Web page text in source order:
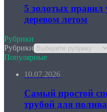
5 золотых правил
деревом летом
Рубрики
Рубрики
Популярные
10.07.2026
Самый простой
трубой для полива